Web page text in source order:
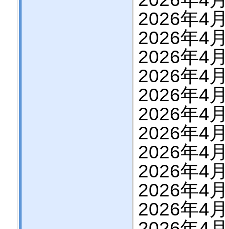
2026年4
2026年4
2026年4
2026年4
2026年4
2026年4
2026年4
2026年4
2026年4
2026年4
2026年4